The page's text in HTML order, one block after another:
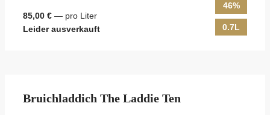
85,00 € — pro Liter
Leider ausverkauft
46%
0.7L
Bruichladdich The Laddie Ten